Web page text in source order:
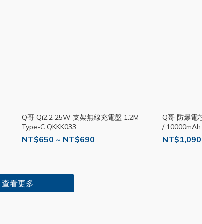
Q哥 Qi2.2 25W 支架無線充電盤 1.2M
Type-C QKKK033
NT$650 ~ NT$690
Q哥 防爆電
/
查看更多